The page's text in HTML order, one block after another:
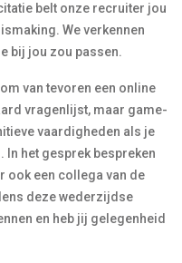
belt onze recruiter jou
We verkennen
bij jou zou passen.
van tevoren een online
vragenlijst, maar game-
vaardigheden als je
het gesprek bespreken
ook een collega van de
deze wederzijdse
en heb jij gelegenheid